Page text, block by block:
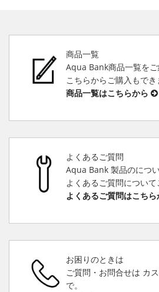
商品一覧
Aqua Bank商品一覧をご
こちらからご購入もでき
商品一覧はこちらから
よくあるご質問
Aqua Bank 製品のにつ
よくあるご質問について
よくあるご質問はこちら
お困りのときは
ご質問・お問合せは カ
で。